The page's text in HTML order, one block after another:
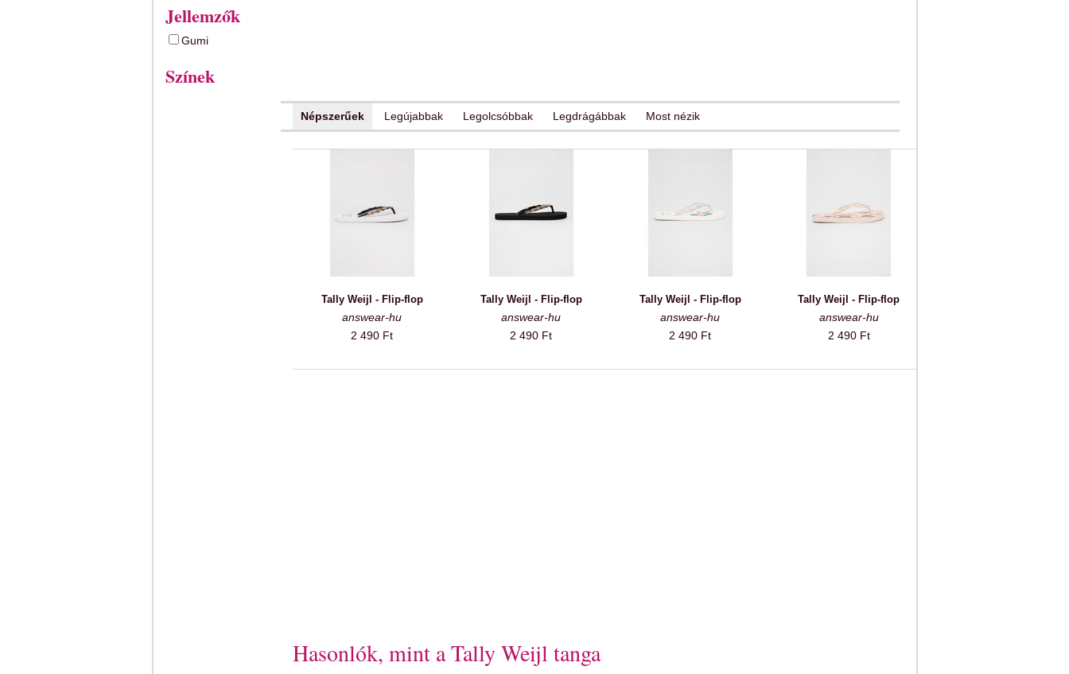
Jellemzők
Gumi
Színek
Népszerűek Legújabbak Legolcsóbbak Legdrágábbak Most nézik
Tally Weijl - Flip-flop
answear-hu
2 490 Ft
Tally Weijl - Flip-flop
answear-hu
2 490 Ft
Tally Weijl - Flip-flop
answear-hu
2 490 Ft
Tally Weijl - Flip-flop
answear-hu
2 490 Ft
Hasonlók, mint a Tally Weijl tanga